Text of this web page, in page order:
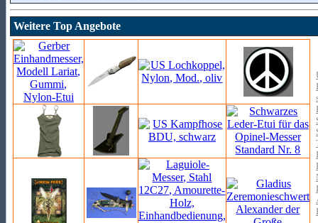
Weitere Top Angebote